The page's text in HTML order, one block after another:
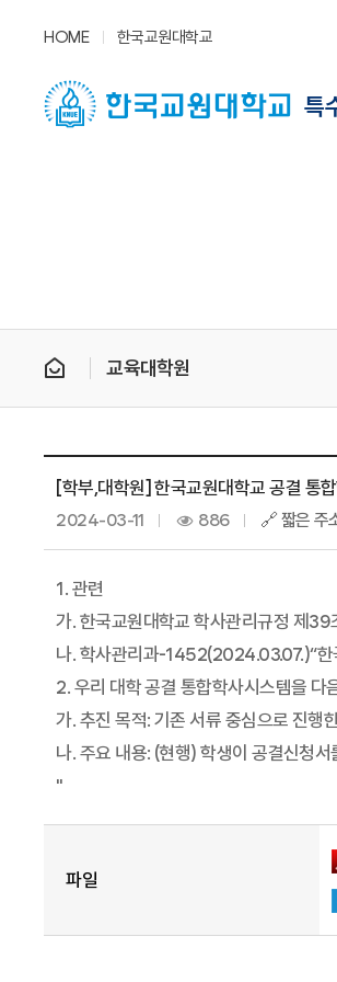
HOME 한국교원대학교
특
교육대학원
[학부,대학원] 한국교원대학교 공결 통
2024-03-11 886 🔗 짧은 주
1. 관련
가. 한국교원대학교 학사관리규정 제39
나. 학사관리과-1452(2024.03.07.)“한
2. 우리 대학 공결 통합학사시스템을 다
가. 추진 목적: 기존 서류 중심으로 진행
나. 주요 내용: (현행) 학생이 공결신청
"
파일